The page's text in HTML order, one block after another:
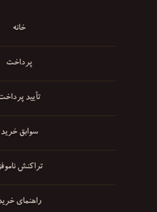
خانه
پرداخت
تأیید
سوابق خرید
تراکنش
راهنمای